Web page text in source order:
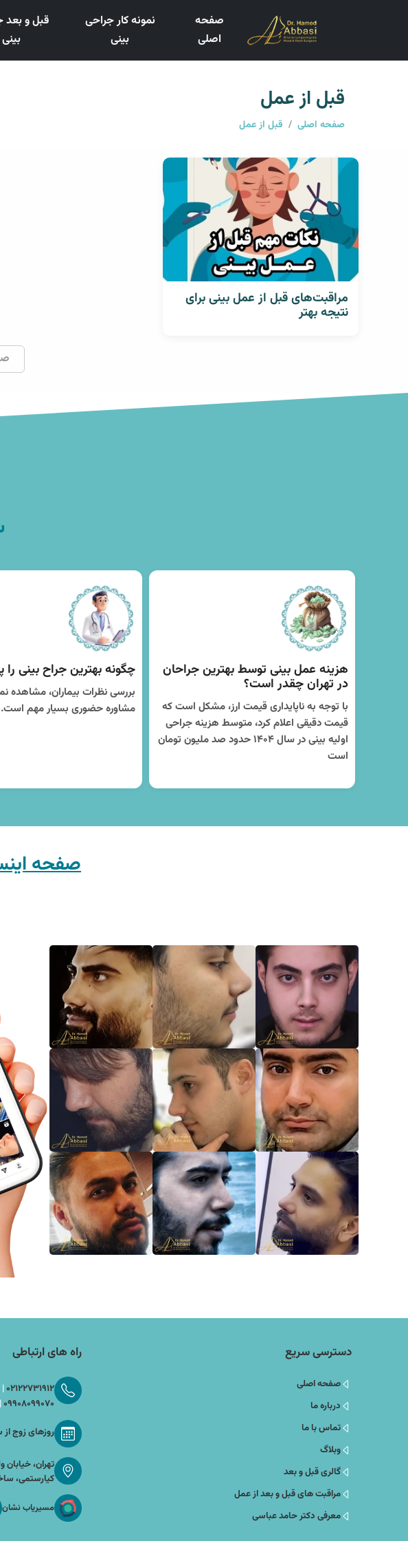
صفحه
اصلی
نمونه کار جراحی
بینی
قبل و بعد
بینی
قبل از عمل
صفحه اصلی / قبل از عمل
مراقبت‌های قبل از عمل بینی برای
نتیجه بهتر
هزینه عمل بینی توسط بهترین جراحان
در تهران چقدر است؟
با توجه به ناپایداری قیمت ارز، مشکل است که
قیمت دقیقی اعلام کرد، متوسط هزینه جراحی
اولیه بینی در سال ۱۴۰۴ حدود صد ملیون تومان
است
چگونه بهترین جراح بینی را
بررسی نظرات بیماران، مشاهده
مشاوره حضوری بسیار مهم است.
صفحه
دسترسی سریع
صفحه اصلی
درباره ما
تماس با ما
وبلاگ
گالری قبل و بعد
مراقبت های قبل و بعد از عمل
معرفی دکتر حامد عباسی
راه های ارتباطی
۰۲۱۲۲۷۳۱۹۱۲|
۰۹۹۰۸۰۹۹۰۷۰
روزهای زوج از ساعت
تهران،
کیارستمی،
مسیر‌یاب نشان